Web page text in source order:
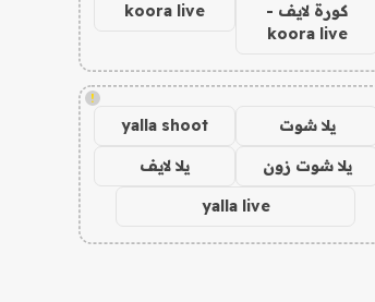
كورة لايف -
koora live
koora live
!
يلا شوت yalla shoot
يلا شوت زون يلا لايف
yalla live